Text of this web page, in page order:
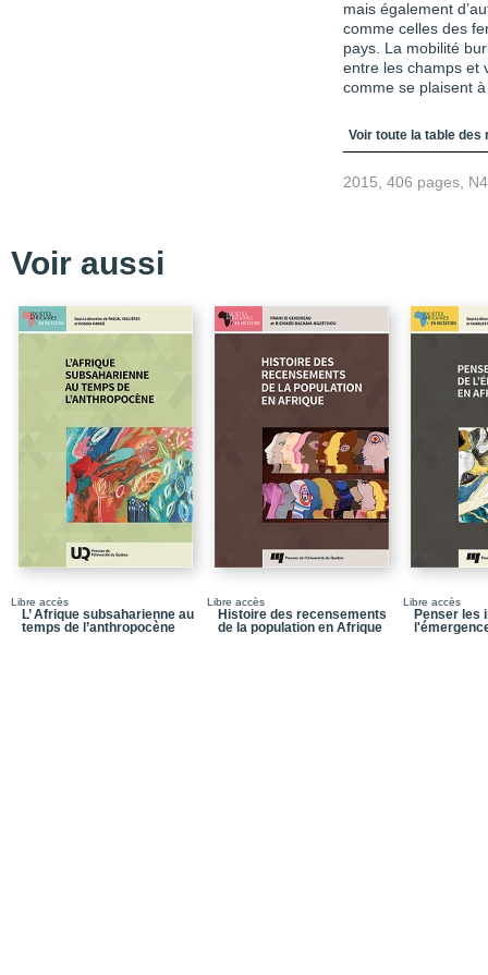
mais également
comme celles des
pays. La mobilité
entre les champs et
comme se plaisent
Table des
Voir toute la table des
2015, 406 pages,
Voir aussi
Libre accès
L’ Afrique subsaharienne au
temps de l’anthropocène
Libre accès
Histoire des recensements
de la population en Afrique
Libre accès
Penser les